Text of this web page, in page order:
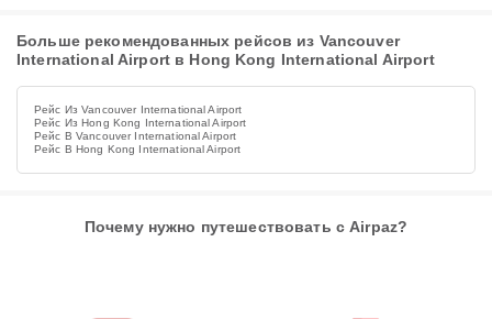
Больше рекомендованных рейсов из Vancouver
International Airport в Hong Kong International Airport
Рейс Из Vancouver International Airport
Рейс Из Hong Kong International Airport
Рейс В Vancouver International Airport
Рейс В Hong Kong International Airport
Почему нужно путешествовать с Airpaz?